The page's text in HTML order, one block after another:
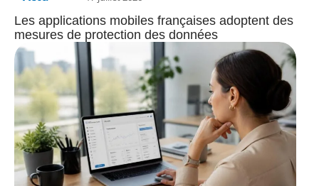
Les applications mobiles françaises adoptent des
mesures de protection des données